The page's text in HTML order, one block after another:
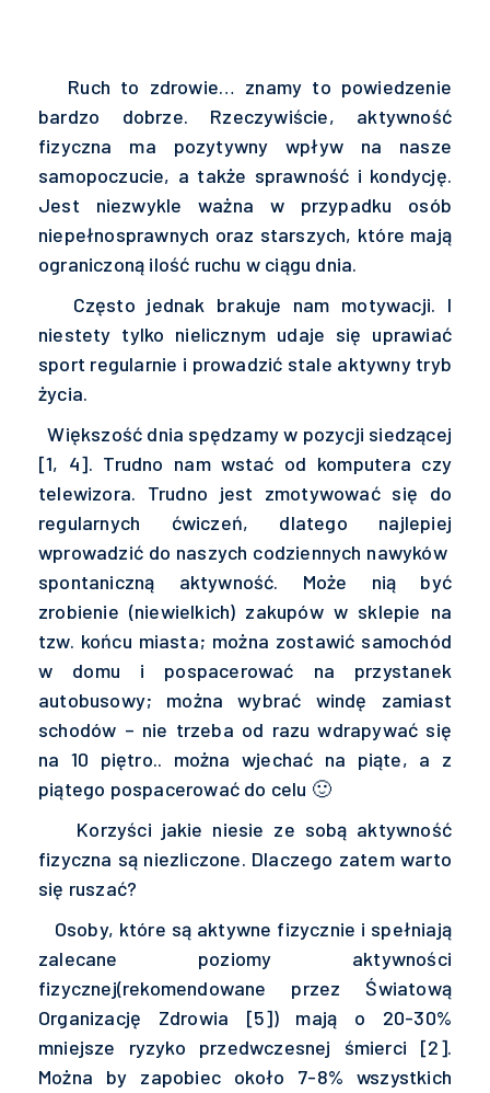
Ruch to zdrowie… znamy to powiedzenie
bardzo dobrze. Rzeczywiście, aktywność
fizyczna ma pozytywny wpływ na nasze
samopoczucie, a także sprawność i kondycję.
Jest niezwykle ważna w przypadku osób
niepełnosprawnych oraz starszych, które mają
ograniczoną ilość ruchu w ciągu dnia.
Często jednak brakuje nam motywacji. I
niestety tylko nielicznym udaje się uprawiać
sport regularnie i prowadzić stale aktywny tryb
życia.
Większość dnia spędzamy w pozycji siedzącej
[1, 4]. Trudno nam wstać od komputera czy
telewizora. Trudno jest zmotywować się do
regularnych ćwiczeń, dlatego najlepiej
wprowadzić do naszych codziennych nawyków
spontaniczną aktywność. Może nią być
zrobienie (niewielkich) zakupów w sklepie na
tzw. końcu miasta; można zostawić samochód
w domu i pospacerować na przystanek
autobusowy; można wybrać windę zamiast
schodów – nie trzeba od razu wdrapywać się
na 10 piętro.. można wjechać na piąte, a z
piątego pospacerować do celu 🙂
Korzyści jakie niesie ze sobą aktywność
fizyczna są niezliczone. Dlaczego zatem warto
się ruszać?
Osoby, które są aktywne fizycznie i spełniają
zalecane poziomy aktywności
fizycznej(rekomendowane przez Światową
Organizację Zdrowia [5]) mają o 20-30%
mniejsze ryzyko przedwczesnej śmierci [2].
Można by zapobiec około 7-8% wszystkich